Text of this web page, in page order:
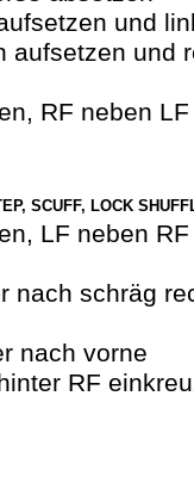
und
aufsetzen und
RF neben
SCUFF, LOCK
LF neben
nach schräg
nach vorne
RF